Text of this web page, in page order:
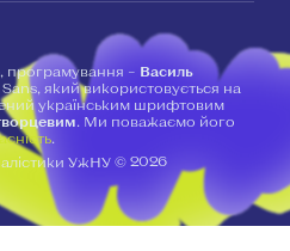
, програмування – Василь
який використовується на
українським шрифтовим
. Ми поважаємо його
.
УжНУ © 2026